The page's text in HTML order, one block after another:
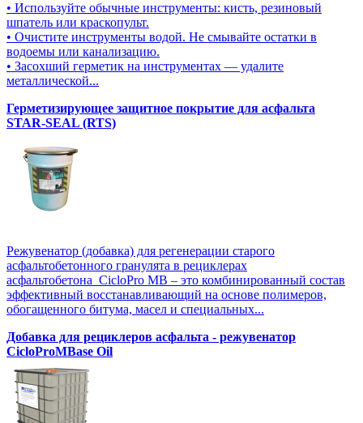
• Используйте обычные инструменты: кисть, резиновый
шпатель или краскопульт.
• Очистите инструменты водой. Не смывайте остатки в
водоемы или канализацию.
• Засохший герметик на инструментах — удалите
металлической...
Герметизирующее защитное покрытие для асфальта
STAR-SEAL (RTS)
Режувенатор (добавка) для регенерации старого
асфальтобетонного гранулята в рециклерах
асфальтобетона CicloPro MB – это комбинированный состав
эффективный восстанавливающий на основе полимеров,
обогащенного битума, масел и специальных...
Добавка для рециклеров асфальта - режувенатор
CicloProMBase Oil